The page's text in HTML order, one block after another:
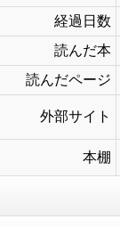
経過日数
読んだ本
読んだページ
外部サイト
本棚